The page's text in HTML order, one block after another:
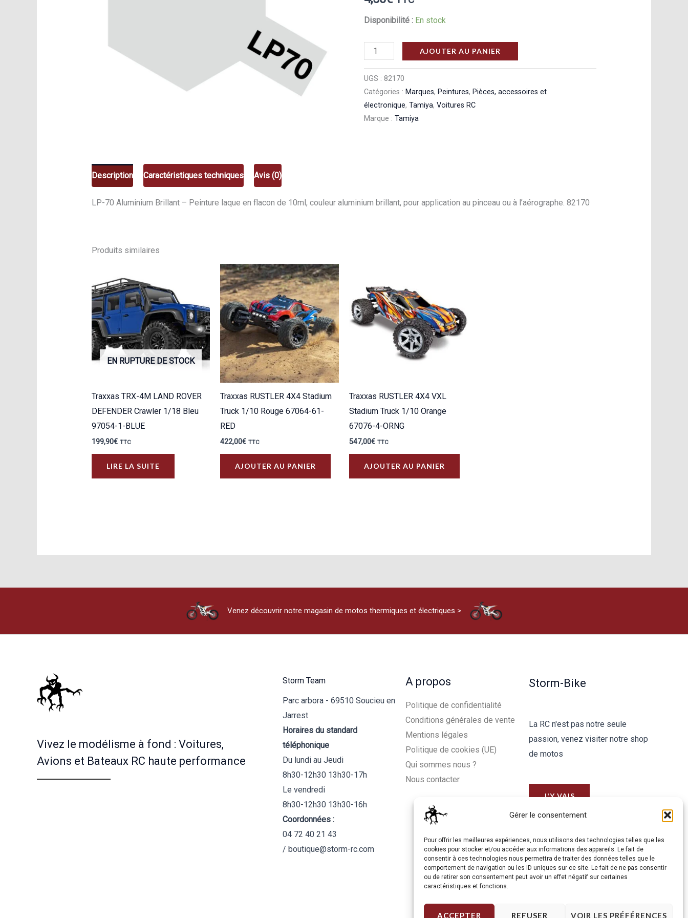
Gérer le consentement
Pour offrir les meilleures expériences, nous utilisons des technologies telles que les
cookies pour stocker et/ou accéder aux informations des appareils. Le fait de
consentir à ces technologies nous permettra de traiter des données telles que le
comportement de navigation ou les ID uniques sur ce site. Le fait de ne pas consentir
ou de retirer son consentement peut avoir un effet négatif sur certaines
caractéristiques et fonctions.
ACCEPTER REFUSER VOIR LES PRÉFÉRENCES
Disponibilité : En stock
quantité
Tamiya
LP-
70
Aluminium
AJOUTER AU PANIER
UGS :82170
Catégories : Marques, Peintures, Pièces, accessoires et
électronique,Tamiya,Voitures RC
Marque :Tamiya
Description Caractéristiques techniques Avis (0)
LP-70 Aluminium Brillant – Peinture laque en flacon de 10ml, couleur aluminium brillant, pour application au pinceau ou à l’aérographe. 82170
Produits similaires
EN RUPTURE DE STOCK
Traxxas TRX-4M LAND ROVER
DEFENDER Crawler 1/18 Bleu
97054-1-BLUE
199,90€ TTC
LIRE LA SUITE
Traxxas RUSTLER 4X4 Stadium
Truck 1/10 Rouge 67064-61-
RED
422,00€ TTC
AJOUTER AU PANIER
Traxxas RUSTLER 4X4 VXL
Stadium Truck 1/10 Orange
67076-4-ORNG
547,00€ TTC
AJOUTER AU PANIER
Venez découvrir notre magasin de motos thermiques et électriques >
Vivez le modélisme à fond : Voitures,
Avions et Bateaux RC haute performance
Storm Team
Parc arbora - 69510 Soucieu en
Jarrest
Horaires du standard
téléphonique
Du lundi au Jeudi
8h30-12h30 13h30-17h
Le vendredi
8h30-12h30 13h30-16h
Coordonnées :
04 72 40 21 43
/ boutique@storm-rc.com
A propos
Politique de confidentialité
Conditions générales de vente
Mentions légales
Politique de cookies (UE)
Qui sommes nous ?
Nous contacter
Storm-Bike
La RC n'est pas notre seule
passion, venez visiter notre shop
de motos
J'Y VAIS